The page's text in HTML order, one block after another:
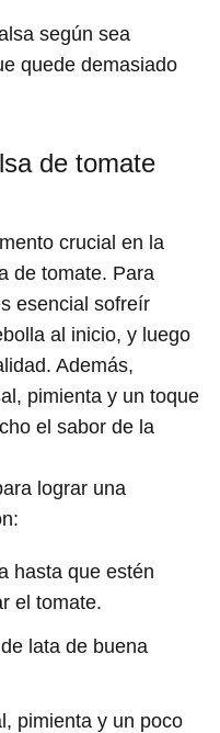
según sea
quede demasiado
de tomate
crucial en la
de tomate. Para
esencial sofreír
al inicio, y luego
Además,
pimienta y un toque
el sabor de la
lograr una
hasta que estén
el tomate.
lata de buena
pimienta y un poco